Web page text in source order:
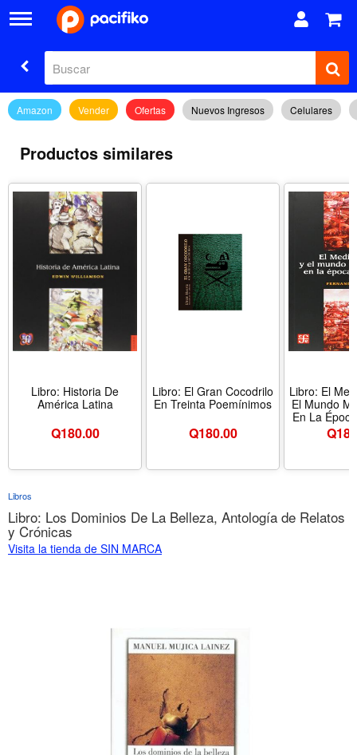
Amazon Vender Ofertas Nuevos Ingresos Celulares
Productos similares
Libro: Historia De
América Latina
Q180.00
Libro: El Gran Cocodrilo
En Treinta Poemínimos
Q180.00
Libro: El
El Mundo
En La
II, Tomo
Q
Libros
Libro: Los Dominios De La Belleza, Antología de Relatos
y Crónicas
Visita la tienda de SIN MARCA